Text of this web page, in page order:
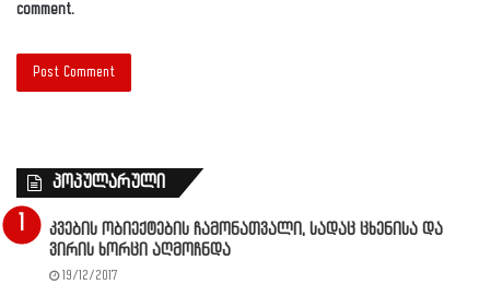
comment.
პოპულარული
კვების ობიექტების ჩამონათვალი, სადაც ცხენისა და
ვირის ხორცი აღმოჩნდა
19/12/2017